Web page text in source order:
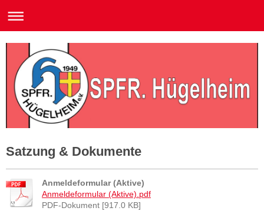
Satzung & Dokumente
Anmeldeformular (Aktive)
Anmeldeformular (Aktive).pdf
PDF-Dokument [917.0 KB]